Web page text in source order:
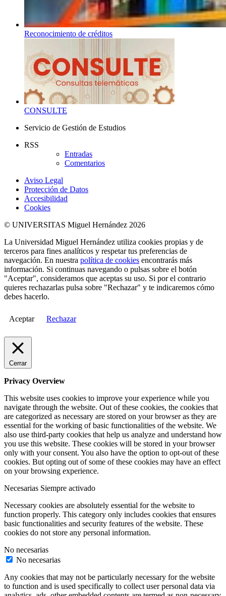
Reconocimiento de créditos
CONSULTE
Servicio de Gestión de Estudios
RSS
Entradas
Comentarios
Aviso Legal
Protección de Datos
Accesibilidad
Cookies
© UNIVERSITAS Miguel Hernández 2026
La Universidad Miguel Hernández utiliza cookies propias y de
terceros para fines analíticos y respetar tus preferencias de
navegación. En nuestra política de cookies encontrarás más
información. Si continuas navegando o pulsas sobre el botón
"Aceptar", consideramos que aceptas su uso. Si por el contrario
quieres rechazarlas pulsa sobre "Rechazar" y te indicaremos cómo
debes hacerlo.
Aceptar Rechazar
Cerrar
Privacy Overview
This website uses cookies to improve your experience while you
navigate through the website. Out of these cookies, the cookies that
are categorized as necessary are stored on your browser as they are
essential for the working of basic functionalities of the website. We
also use third-party cookies that help us analyze and understand how
you use this website. These cookies will be stored in your browser
only with your consent. You also have the option to opt-out of these
cookies. But opting out of some of these cookies may have an effect
on your browsing experience.
Necesarias Siempre activado
Necessary cookies are absolutely essential for the website to
function properly. This category only includes cookies that ensures
basic functionalities and security features of the website. These
cookies do not store any personal information.
No necesarias
No necesarias
Any cookies that may not be particularly necessary for the website
to function and is used specifically to collect user personal data via